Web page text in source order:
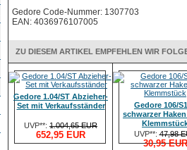
Gedore Code-Nummer: 1307703
EAN: 4036976107005
ZU DIESEM ARTIKEL EMPFEHLEN WIR
Gedore 1.04/ST Abzieher-
Set mit Verkaufsständer
UVP**: 1.004,65 EUR
652,95 EUR
Gedore 106/
schwarzer
UVP**:47,98
30,95 EUR